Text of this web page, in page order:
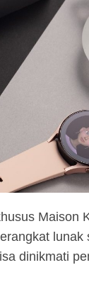
Maison
dinikmati